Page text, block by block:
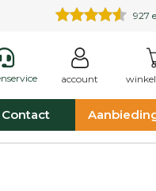
927
account
Contact